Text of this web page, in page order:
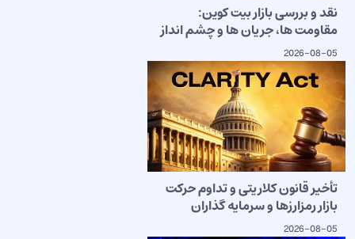
نقد و بررسی بازار بیت کوین:
مقاومت ها، جریان ها و چشم انداز
2026-08-05
تأخیر قانون کلاریتی و تداوم حرکت
بازار رمزارزها و سرمایه گذاران
2026-08-05